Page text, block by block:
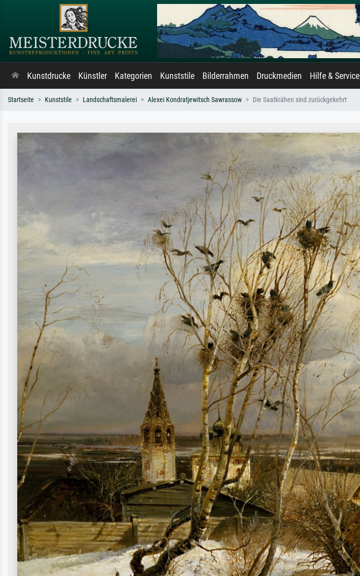
Kunstdrucke Künstler Kategorien Kunststile Bilderrahmen Druckmedien Hilfe & Service
Startseite Kunststile Landschaftsmalerei Alexei Kondratjewitsch Sawrassow Die Saatkrähen sind zurückgekehrt